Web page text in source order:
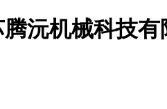
沅机械科技有